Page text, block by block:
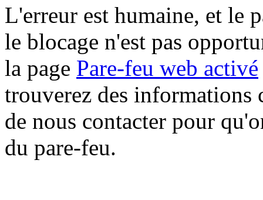
L'erreur est humaine, et le
le blocage n'est pas
la page Pare-feu web activé
trouverez des informations
de nous contacter pour
du pare-feu.